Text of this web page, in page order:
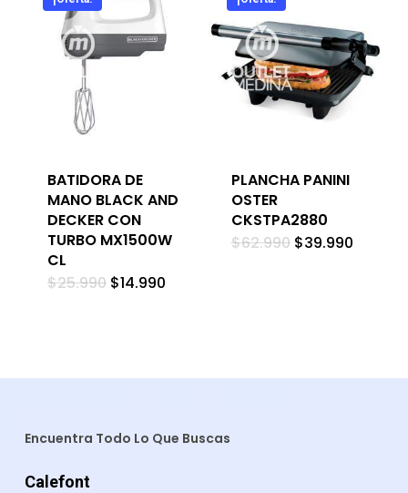
BATIDORA DE
MANO BLACK AND
DECKER CON
TURBO MX1500W
CL
$25.990 El
$14.990El
PLANCHA PANINI
OSTER
CKSTPA2880
$62.990 El
$39.990El
Encuentra Todo Lo Que Buscas
Calefont